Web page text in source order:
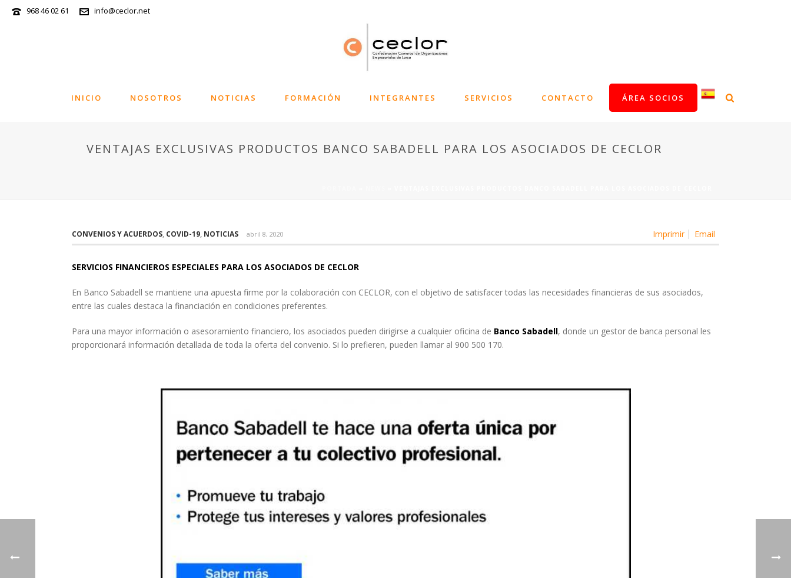
968 46 02 61 info@ceclor.net
INICIO NOSOTROS NOTICIAS FORMACIÓN INTEGRANTES SERVICIOS CONTACTO ÁREA SOCIOS
VENTAJAS EXCLUSIVAS PRODUCTOS BANCO SABADELL PARA LOS ASOCIADOS DE CECLOR
Imprimir Email
CONVENIOS Y ACUERDOS, COVID-19, NOTICIAS abril 8, 2020
SERVICIOS FINANCIEROS ESPECIALES PARA LOS ASOCIADOS DE CECLOR
En Banco Sabadell se mantiene una apuesta firme por la colaboración con CECLOR, con el objetivo de satisfacer todas las necesidades financieras de sus asociados,
entre las cuales destaca la financiación en condiciones preferentes.
Para una mayor información o asesoramiento financiero, los asociados pueden dirigirse a cualquier oficina de Banco Sabadell, donde un gestor de banca personal les
proporcionará información detallada de toda la oferta del convenio. Si lo prefieren, pueden llamar al 900 500 170.